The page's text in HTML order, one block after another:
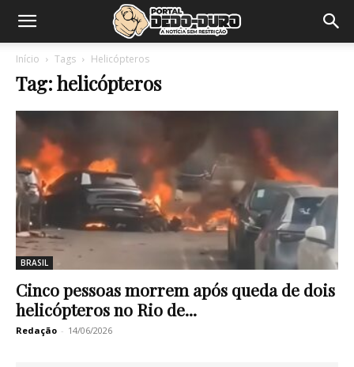
Início Tags Helicópteros
Tag: helicópteros
BRASIL
Cinco pessoas morrem após queda de dois
helicópteros no Rio de...
Redação - 14/06/2026